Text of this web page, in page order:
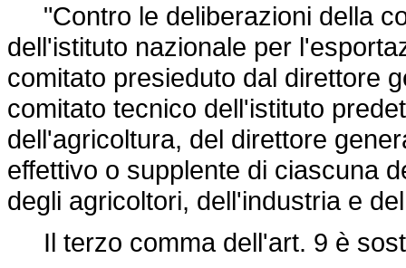
"Contro le deliberazioni della
dell'istituto nazionale per
comitato presieduto dal direttore
comitato tecnico dell'istituto
dell'agricoltura, del direttore
effettivo o supplente di ciascuna
degli agricoltori, dell'industria e
Il terzo comma dell'art. 9 è